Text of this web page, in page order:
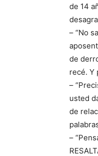
de 14
– “No
de
recé. Y
–
usted
de
–